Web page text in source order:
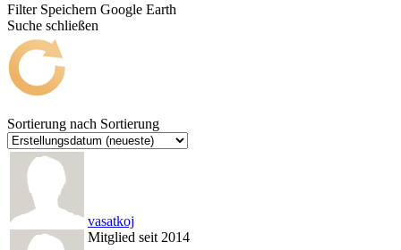
Filter Speichern Google Earth
Suche schließen
Sortierung nach Sortierung
vasatkoj
Mitglied seit 2014